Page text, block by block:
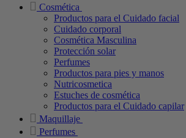
Cosmética
Productos para el Cuidado facial
Cuidado corporal
Cosmética Masculina
Protección solar
Perfumes
Productos para pies y manos
Nutricosmetica
Estuches de cosmética
Productos para el Cuidado capilar
Maquillaje
Perfumes